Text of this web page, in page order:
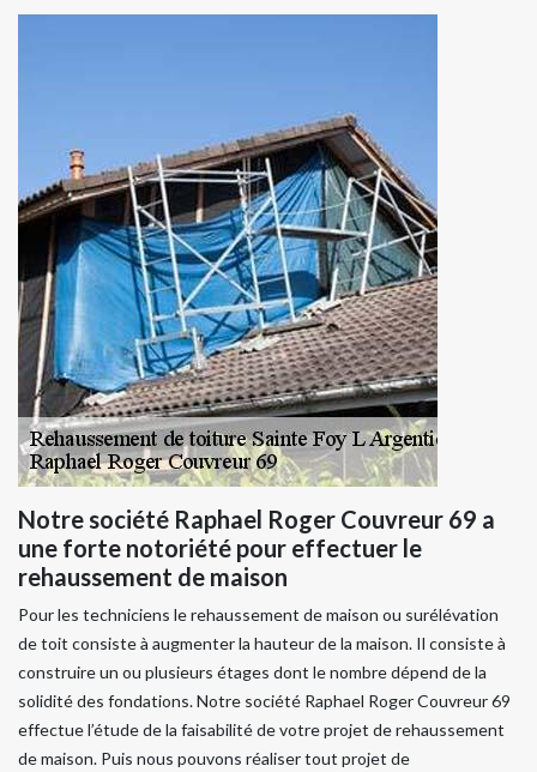
Notre société Raphael Roger Couvreur 69 a
une forte notoriété pour effectuer le
rehaussement de maison
Pour les techniciens le rehaussement de maison ou surélévation
de toit consiste à augmenter la hauteur de la maison. Il consiste à
construire un ou plusieurs étages dont le nombre dépend de la
solidité des fondations. Notre société Raphael Roger Couvreur 69
effectue l’étude de la faisabilité de votre projet de rehaussement
de maison. Puis nous pouvons réaliser tout projet de